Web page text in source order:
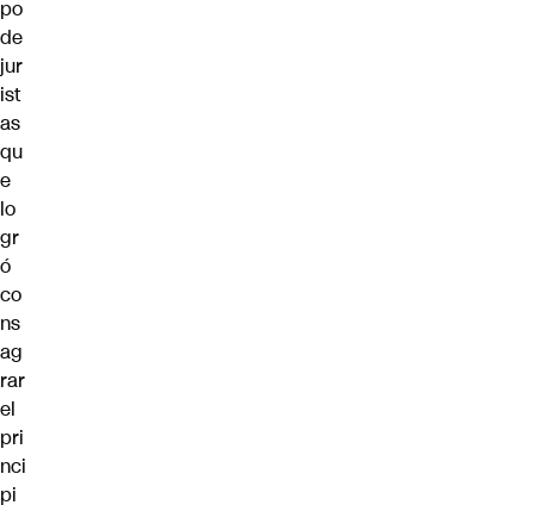
po
de
jur
ist
as
qu
e
lo
gr
ó
co
ns
ag
rar
el
pri
nci
pi